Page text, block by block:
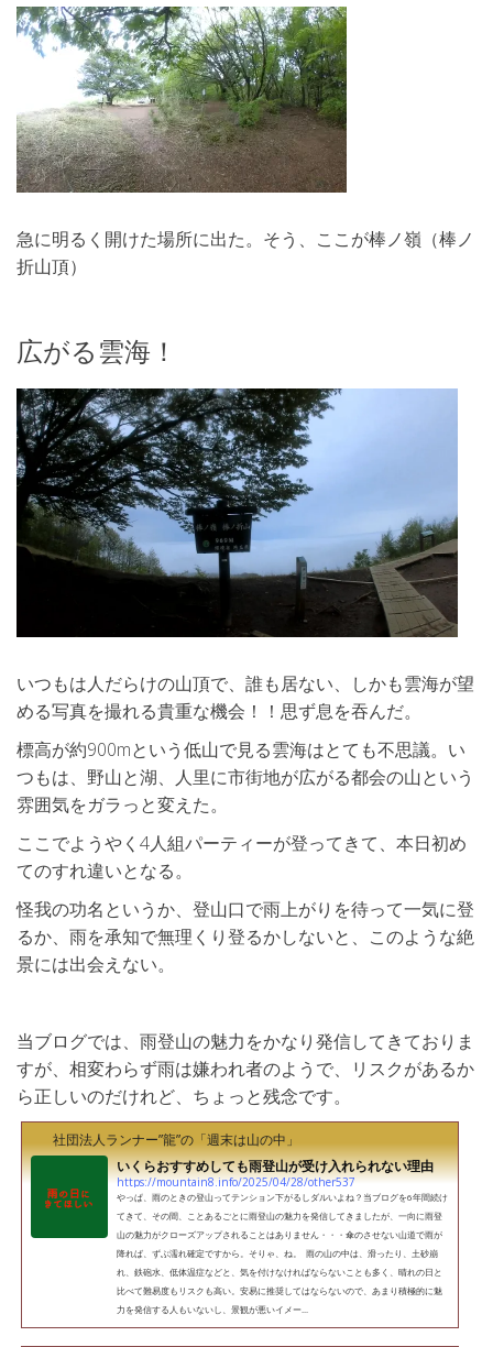
急に明るく開けた場所に出た。そう、ここが棒ノ嶺（棒ノ
折山頂）
広がる雲海！
いつもは人だらけの山頂で、誰も居ない、しかも雲海が望
める写真を撮れる貴重な機会！！思ず息を吞んだ。
標高が約900mという低山で見る雲海はとても不思議。い
つもは、野山と湖、人里に市街地が広がる都会の山という
雰囲気をガラっと変えた。
ここでようやく4人組パーティーが登ってきて、本日初め
てのすれ違いとなる。
怪我の功名というか、登山口で雨上がりを待って一気に登
るか、雨を承知で無理くり登るかしないと、このような絶
景には出会えない。
当ブログでは、雨登山の魅力をかなり発信してきておりま
すが、相変わらず雨は嫌われ者のようで、リスクがあるか
ら正しいのだけれど、ちょっと残念です。
社団法人ランナー”龍”の「週末は山の中」
いくらおすすめしても雨登山が受け入れられない理由
https://mountain8.info/2025/04/28/other537
やっぱ、雨のときの登山ってテンション下がるしダルいよね？当ブログを6年間続け
てきて、その間、ことあるごとに雨登山の魅力を発信してきましたが、一向に雨登
山の魅力がクローズアップされることはありません・・・傘のさせない山道で雨が
降れば、ずぶ濡れ確定ですから。そりゃ、ね。 雨の山の中は、滑ったり、土砂崩
れ、鉄砲水、低体温症などと、気を付けなければならないことも多く、晴れの日と
比べて難易度もリスクも高い。安易に推奨してはならないので、あまり積極的に魅
力を発信する人もいないし、景観が悪いイメー...